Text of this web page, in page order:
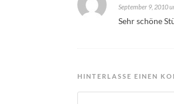
September 9, 2010
Sehr schöne
HINTERLASSE EINEN